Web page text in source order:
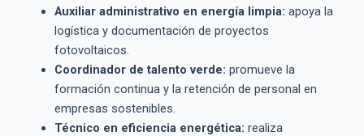
Auxiliar administrativo en energía limpia: apoya la
logística y documentación de proyectos
fotovoltaicos.
Coordinador de talento verde: promueve la
formación continua y la retención de personal en
empresas sostenibles.
Técnico en eficiencia energética: realiza